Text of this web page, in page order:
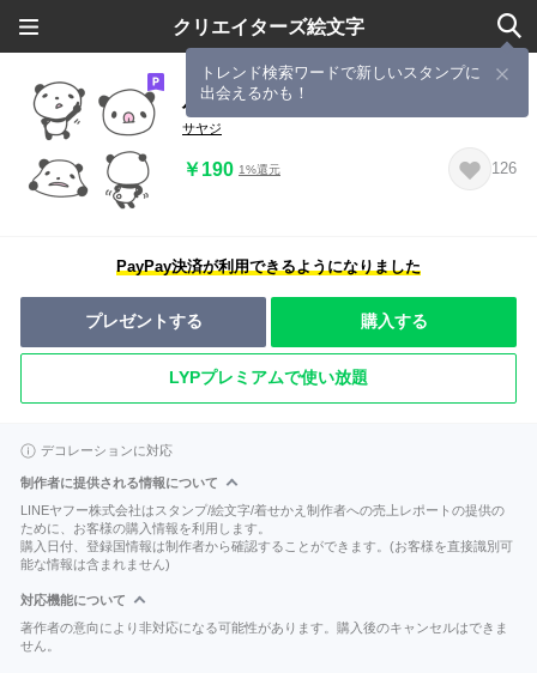
クリエイターズ絵文字
トレンド検索ワードで新しいスタンプに
出会えるかも！
パンダが大好きなのでつくった絵文字
サヤジ
￥190 1%還元 126
PayPay決済が利用できるようになりました
プレゼントする 購入する
LYPプレミアムで使い放題
デコレーションに対応
制作者に提供される情報について
LINEヤフー株式会社はスタンプ/絵文字/着せかえ制作者への売上レポートの提供の
ために、お客様の購入情報を利用します。
購入日付、登録国情報は制作者から確認することができます。(お客様を直接識別可
能な情報は含まれません)
対応機能について
著作者の意向により非対応になる可能性があります。購入後のキャンセルはできま
せん。